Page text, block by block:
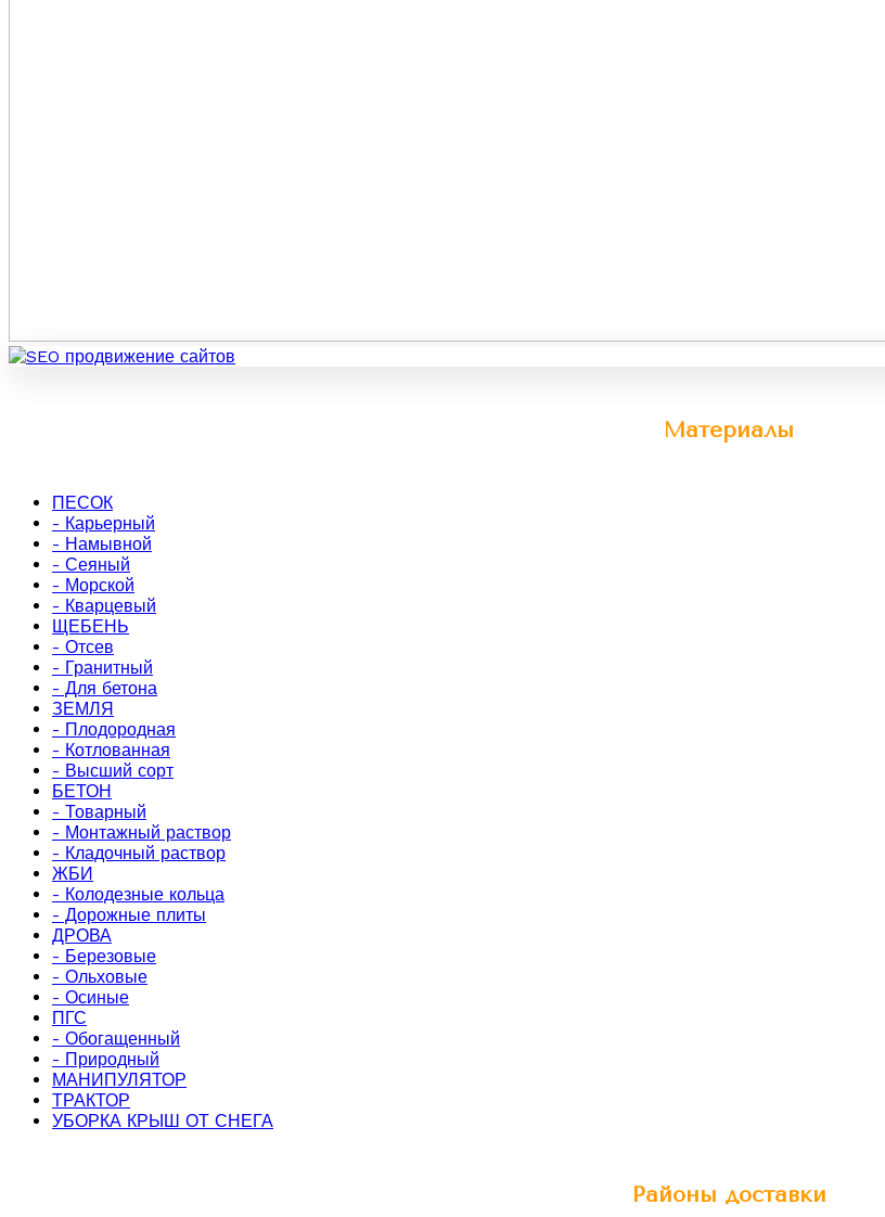
Материалы
ПЕСОК
- Карьерный
- Намывной
- Сеяный
- Морской
- Кварцевый
ЩЕБЕНЬ
- Отсев
- Гранитный
- Для бетона
ЗЕМЛЯ
- Плодородная
- Котлованная
- Высший сорт
БЕТОН
- Товарный
- Монтажный раствор
- Кладочный раствор
ЖБИ
- Колодезные кольца
- Дорожные плиты
ДРОВА
- Березовые
- Ольховые
- Осиные
ПГС
- Обогащенный
- Природный
МАНИПУЛЯТОР
ТРАКТОР
УБОРКА КРЫШ ОТ СНЕГА
Районы доставки